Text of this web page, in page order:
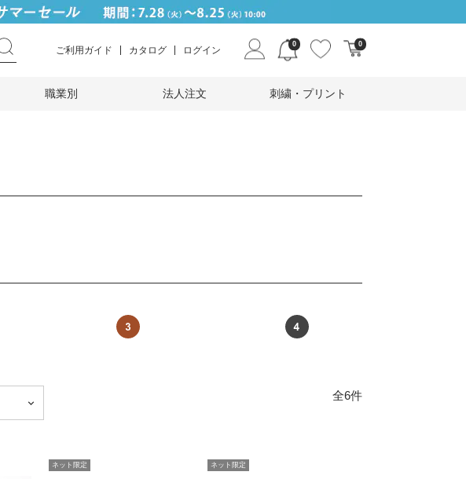
ご利用ガイド カタログ ログイン
0 0
職業別 法人注文 刺繍・プリント
全6件
ネット限定 ネット限定